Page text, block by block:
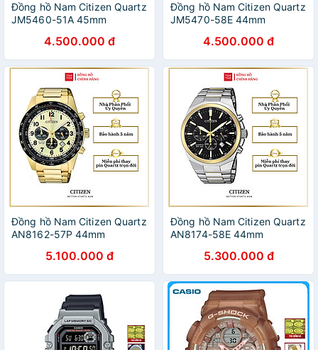
Đồng hồ Nam Citizen Quartz
JM5460-51A 45mm
4.500.000 đ
Đồng hồ Nam Citizen Quartz
JM5470-58E 44mm
4.500.000 đ
Đồng hồ Nam Citizen Quartz
AN8162-57P 44mm
5.100.000 đ
Đồng hồ Nam Citizen Quartz
AN8174-58E 44mm
5.300.000 đ